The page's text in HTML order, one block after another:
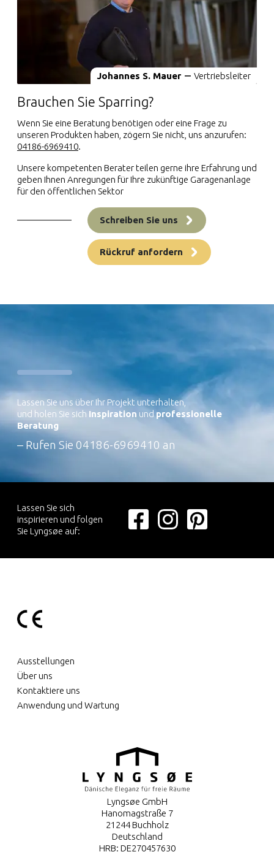
Brauchen Sie Sparring?
Wenn Sie eine Beratung benötigen oder eine Frage zu
unseren Produkten haben, zögern Sie nicht, uns anzurufen:
04186-6969410.
Unsere kompetenten Berater teilen gerne ihre Erfahrung und
geben Ihnen Anregungen für Ihre zukünftige Garagenanlage
für den öffentlichen Sektor
Schreiben Sie uns
Rückruf anfordern
Johannes S. Mauer Vertriebsleiter
Lassen Sie uns über Ihr Projekt unterhalten,
und holen Sie sich Inspiration undprofessionelle
Beratung
– Rufen Sie 04186-6969410 an
Lassen Sie sich
inspirieren und folgen
Sie Lyngsøe auf:
Ausstellungen
Über uns
Kontaktiere uns
Anwendung und Wartung
Lyngsøe GmbH
Hanomagstraße 7
21244 Buchholz
Deutschland
HRB: DE270457630